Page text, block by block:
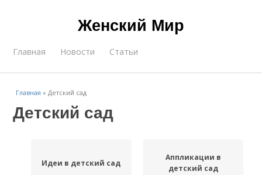
Женский Мир
Главная Новости Статьи
Главная »Детский сад
Детский сад
Идеи в детский сад
Аппликации в
детский сад